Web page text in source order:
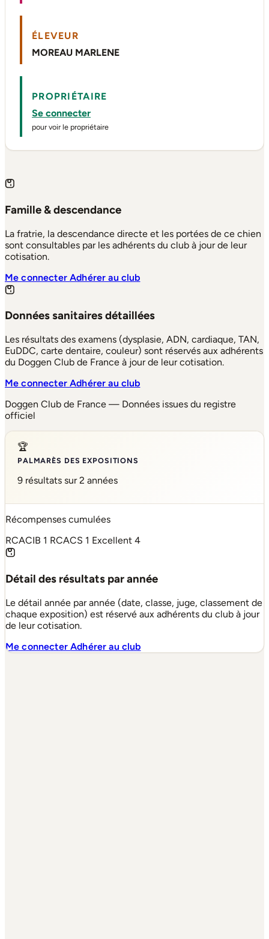
ÉLEVEUR
MOREAU MARLENE
PROPRIÉTAIRE
Se connecter
pour voir le propriétaire
Famille & descendance
La fratrie, la descendance directe et les portées de ce chien
sont consultables par les adhérents du club à jour de leur
cotisation.
Me connecterAdhérer au club
Données sanitaires détaillées
Les résultats des examens (dysplasie, ADN, cardiaque, TAN,
EuDDC, carte dentaire, couleur) sont réservés aux adhérents
du Doggen Club de France à jour de leur cotisation.
Me connecterAdhérer au club
Doggen Club de France — Données issues du registre
officiel
🏆
PALMARÈS DES EXPOSITIONS
9 résultats sur 2 années
Récompenses cumulées
RCACIB 1 RCACS 1 Excellent 4
Détail des résultats par année
Le détail année par année (date, classe, juge, classement de
chaque exposition) est réservé aux adhérents du club à jour
de leur cotisation.
Me connecterAdhérer au club